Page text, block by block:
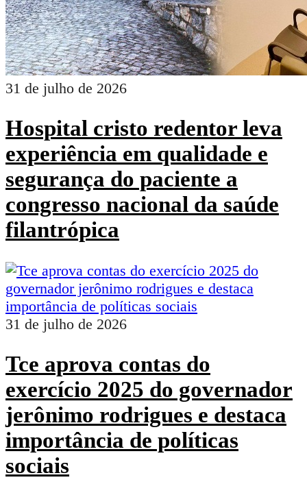
31 de julho de 2026
Hospital cristo redentor leva
experiência em qualidade e
segurança do paciente a
congresso nacional da saúde
filantrópica
31 de julho de 2026
Tce aprova contas do
exercício 2025 do governador
jerônimo rodrigues e destaca
importância de políticas
sociais